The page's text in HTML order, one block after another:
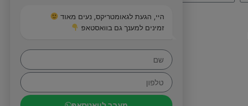
היי, הגעת לגאומטריקס, נעים מאוד
זמינים למענך גם בוואסטאפ